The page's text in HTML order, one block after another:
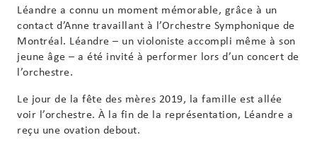
Léandre a connu un moment mémorable, grâce à un
contact d’Anne travaillant à l’Orchestre Symphonique de
Montréal. Léandre – un violoniste accompli même à son
jeune âge – a été invité à performer lors d’un concert de
l’orchestre.
Le jour de la fête des mères 2019, la famille est allée
voir l’orchestre. À la fin de la représentation, Léandre a
reçu une ovation debout.